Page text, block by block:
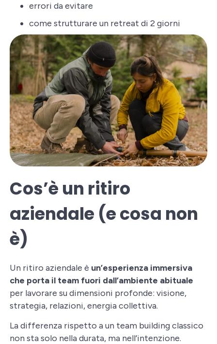
errori da evitare
come strutturare un retreat di 2 giorni
Cos’è un ritiro
aziendale (e cosa non
è)
Un ritiro aziendale è un’esperienza immersiva
che porta il team fuori dall’ambiente abituale
per lavorare su dimensioni profonde: visione,
strategia, relazioni, energia collettiva.
La differenza rispetto a un team building classico
non sta solo nella durata, ma nell’intenzione.